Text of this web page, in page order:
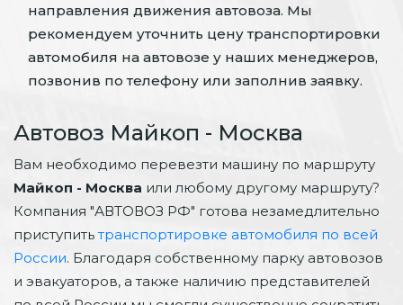
направления движения автовоза. Мы
рекомендуем уточнить цену транспортировки
автомобиля на автовозе у наших менеджеров,
позвонив по телефону или заполнив заявку.
Автовоз Майкоп - Москва
Вам необходимо перевезти машину по маршруту
Майкоп - Москва или любому другому маршруту?
Компания "АВТОВОЗ РФ" готова незамедлительно
приступитьтранспортировке автомобиля по всей
России. Благодаря собственному парку автовозов
и эвакуаторов, а также наличию представителей